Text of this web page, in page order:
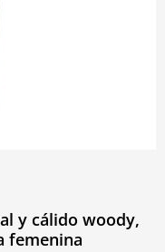
y cálido woody,
femenina